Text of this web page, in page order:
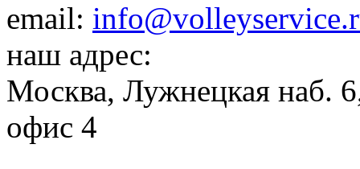
email:
наш адрес:
Москва, Лужнецкая наб.
офис 4